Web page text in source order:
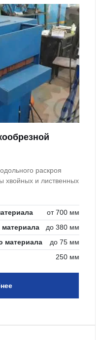
раскроя
хвойных и лиственных
от 700 мм
до 380 мм
материала
до 75 мм
250 мм